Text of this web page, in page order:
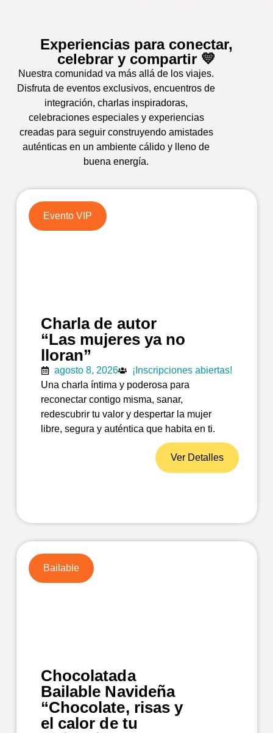
Experiencias para conectar,
celebrar y compartir 💛
Nuestra comunidad va más allá de los viajes.
Disfruta de eventos exclusivos, encuentros de
integración, charlas inspiradoras,
celebraciones especiales y experiencias
creadas para seguir construyendo amistades
auténticas en un ambiente cálido y lleno de
buena energía.
Charla de autor
“Las mujeres ya no
lloran”
agosto 8, 2026
¡Inscripciones abiertas!
Una charla íntima y poderosa para
reconectar contigo misma, sanar,
redescubrir tu valor y despertar la mujer
libre, segura y auténtica que habita en ti.
Ver Detalles
Evento VIP
Chocolatada
Bailable Navideña
“Chocolate, risas y
el calor de tu
Bailable